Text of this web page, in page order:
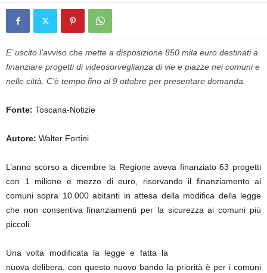
E’ uscito l’avviso che mette a disposizione 850 mila euro destinati a
finanziare progetti di videosorveglianza di vie e piazze nei comuni e
nelle città. C’è tempo fino al 9 ottobre per presentare domanda.
Fonte: Toscana-Notizie
Autore: Walter Fortini
L’anno scorso a dicembre la Regione aveva finanziato 63 progetti
con 1 milione e mezzo di euro, riservando il finanziamento ai
comuni sopra 10.000 abitanti in attesa della modifica della legge
che non consentiva finanziamenti per la sicurezza ai comuni più
piccoli.
Una volta modificata la legge e fatta la
nuova delibera, con questo nuovo bando la priorità è per i comuni